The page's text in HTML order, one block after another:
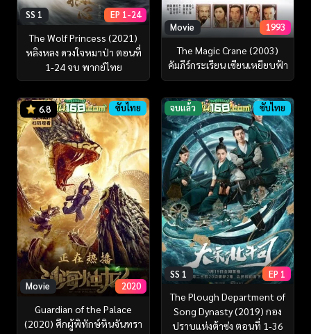
SS 1 EP 1-24
The Wolf Princess (2021)
หลิงหลง ดวงใจหมาป่า ตอนที่
1-24 จบ พากย์ไทย
Movie 1993
The Magic Crane (2003)
คัมภีร์กระเรียน เซียนเหยียบฟ้า
6.8 ซับไทย
Movie 2020
Guardian of the Palace
(2020) ศึกผู้พิทักษ์หินจันทรา
จบแล้ว ซับไทย
SS 1 EP 1
The Plough Department of
Song Dynasty (2019) กอง
ปราบแห่งต้าซ่ง ตอนที่ 1-36